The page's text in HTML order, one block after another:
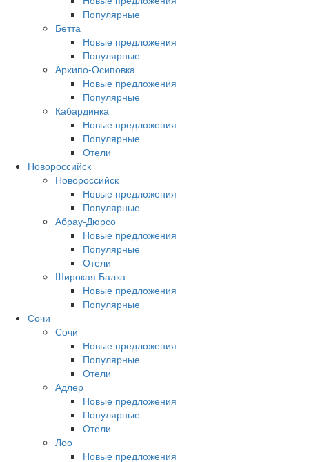
Популярные
Бетта
Новые предложения
Популярные
Архипо-Осиповка
Новые предложения
Популярные
Кабардинка
Новые предложения
Популярные
Отели
Новороссийск
Новороссийск
Новые предложения
Популярные
Абрау-Дюрсо
Новые предложения
Популярные
Отели
Широкая Балка
Новые предложения
Популярные
Сочи
Сочи
Новые предложения
Популярные
Отели
Адлер
Новые предложения
Популярные
Отели
Лоо
Новые предложения